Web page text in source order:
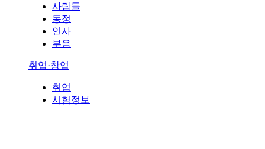
사람들
동정
인사
부음
취업·창업
취업
시험정보